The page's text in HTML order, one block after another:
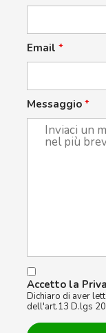
Email *
Messaggio *
Accetto la
Dichiaro di aver
dell'art.13 D.lgs